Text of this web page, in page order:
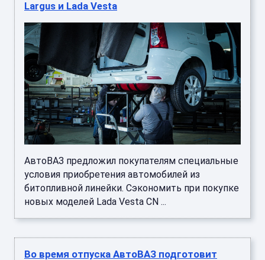
Largus и Lada Vesta
АвтоВАЗ предложил покупателям специальные
условия приобретения автомобилей из
битопливной линейки. Сэкономить при покупке
новых моделей Lada Vesta CN ...
Во время отпуска АвтоВАЗ подготовит